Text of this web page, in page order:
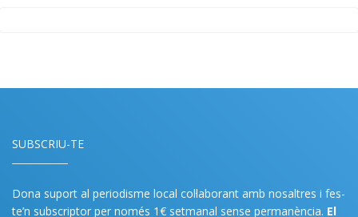
SUBSCRIU-TE
Dona suport al periodisme local col·laborant amb nosaltres i fes-
te’n subscriptor per només 1€ setmanal sense permanència. El